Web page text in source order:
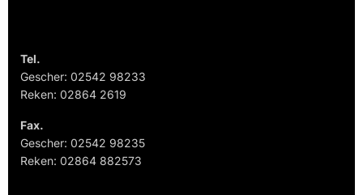
Tel.
Gescher: 02542 98233
Reken: 02864 2619
Fax.
Gescher: 02542 98235
Reken: 02864 882573